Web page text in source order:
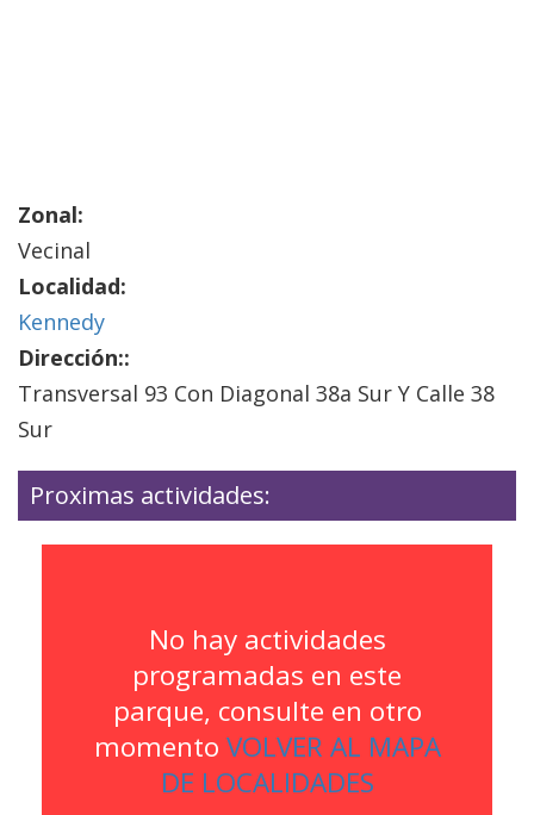
Zonal:
Vecinal
Localidad:
Kennedy
Dirección::
Transversal 93 Con Diagonal 38a Sur Y Calle 38
Sur
Proximas actividades:
No hay actividades
programadas en este
parque, consulte en otro
momento VOLVER AL MAPA
DE LOCALIDADES